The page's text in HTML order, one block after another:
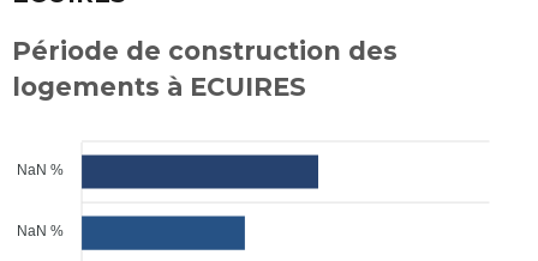
Période de construction des
logements à ECUIRES
NaN %
NaN %